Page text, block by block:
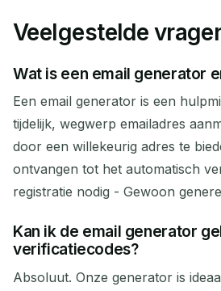
Veelgestelde
Wat is een email generator
Een email generator is een
tijdelijk, wegwerp emailadres
door een willekeurig adres te
ontvangen tot het automatisch
registratie nodig - Gewoon
Kan ik de email generator
verificatiecodes?
Absoluut. Onze generator is